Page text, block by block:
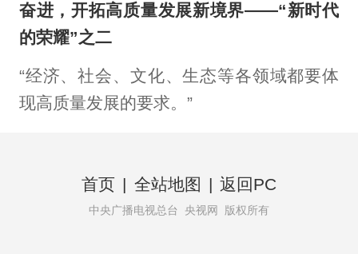
奋进，开拓高质量发展新境界——“新时代
的荣耀”之二
“经济、社会、文化、生态等各领域都要体
现高质量发展的要求。”
首页 | 全站地图 | 返回PC
中央广播电视总台 央视网 版权所有